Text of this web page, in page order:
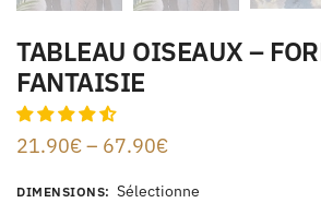
TABLEAU OISEAUX –
FANTAISIE
21.90€– 67.90€
DIMENSIONS: Sélectionne